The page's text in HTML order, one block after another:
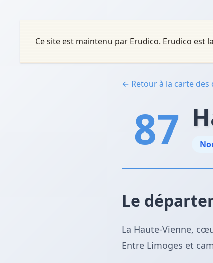
Ce site est maintenu par Erudico. Erudico est
← Retour à la carte
87
Le
La Haute-Vienne,
Entre Limoges et